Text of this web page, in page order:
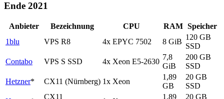
Ende 2021
Anbieter Bezeichnung CPU RAM Speicher
1blu
VPS R8 4x EPYC 7502 8 GiB
120 GB
SSD
Contabo
VPS S SSD 4x Xeon E5-2630
7,8
GiB
200 GB
SSD
Hetzner* CX11 (Nürnberg) 1x Xeon
1,89
GB
20 GB
SSD
CX11
1,89
20 GB